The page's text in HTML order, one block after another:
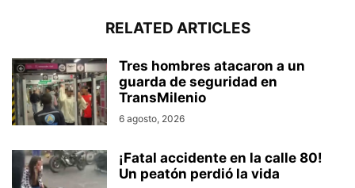
RELATED ARTICLES
Tres hombres atacaron a un
guarda de seguridad en
TransMilenio
6 agosto, 2026
¡Fatal accidente en la calle 80!
Un peatón perdió la vida